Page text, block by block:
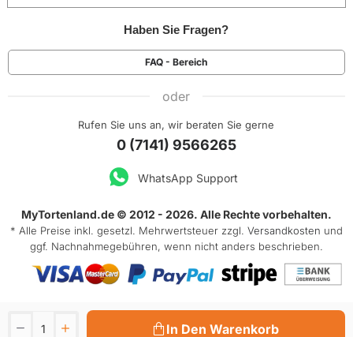
In Den Warenkorb
Haben Sie Fragen?
FAQ - Bereich
oder
Rufen Sie uns an, wir beraten Sie gerne
0 (7141) 9566265
WhatsApp Support
MyTortenland.de © 2012 - 2026. Alle Rechte vorbehalten.
* Alle Preise inkl. gesetzl. Mehrwertsteuer zzgl. Versandkosten und
ggf. Nachnahmegebühren, wenn nicht anders beschrieben.